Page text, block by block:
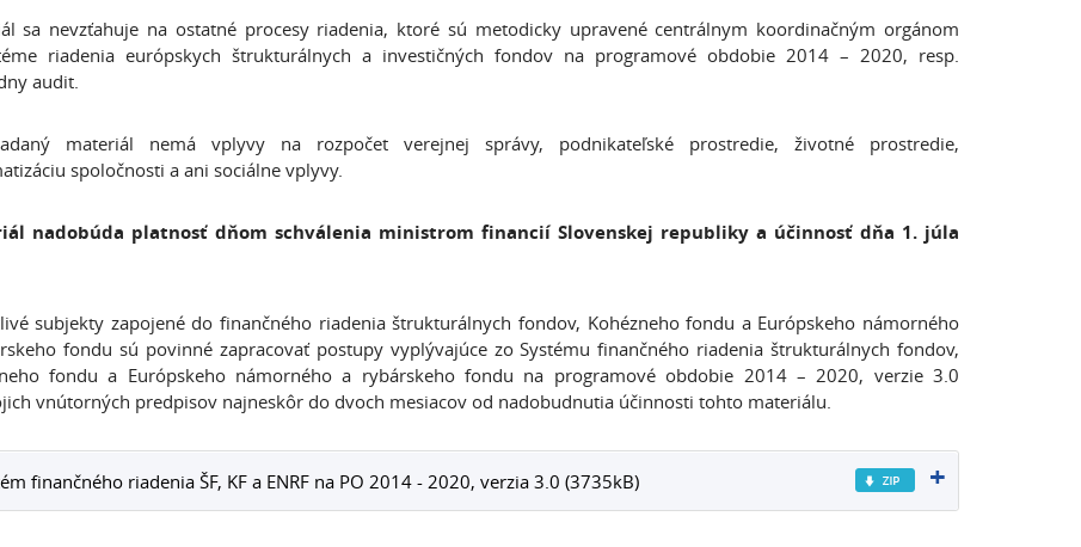
sa nevzťahuje na ostatné procesy riadenia, ktoré sú metodicky upravené centrálnym koordinačným orgánom
riadenia európskych štrukturálnych a investičných fondov na programové obdobie 2014 – 2020, resp.
audit.
materiál nemá vplyvy na rozpočet verejnej správy, podnikateľské prostredie, životné prostredie,
spoločnosti a ani sociálne vplyvy.
nadobúda platnosť dňom schválenia ministrom financií Slovenskej republiky a účinnosť dňa 1. júla
subjekty zapojené do finančného riadenia štrukturálnych fondov, Kohézneho fondu a Európskeho námorného
fondu sú povinné zapracovať postupy vyplývajúce zo Systému finančného riadenia štrukturálnych fondov,
fondu a Európskeho námorného a rybárskeho fondu na programové obdobie 2014 – 2020, verzie 3.0
vnútorných predpisov najneskôr do dvoch mesiacov od nadobudnutia účinnosti tohto materiálu.
finančného riadenia ŠF, KF a ENRF na PO 2014 - 2020, verzia 3.0 (3735kB)